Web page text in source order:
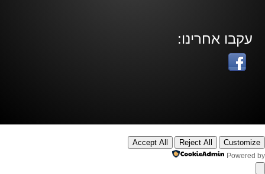
עקבו אחרינו:
Customize
Reject All
Accept All
Powered by